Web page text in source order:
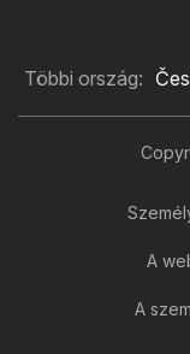
Többi ország:
A
A